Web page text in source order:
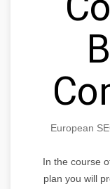
European
In the course
plan you will